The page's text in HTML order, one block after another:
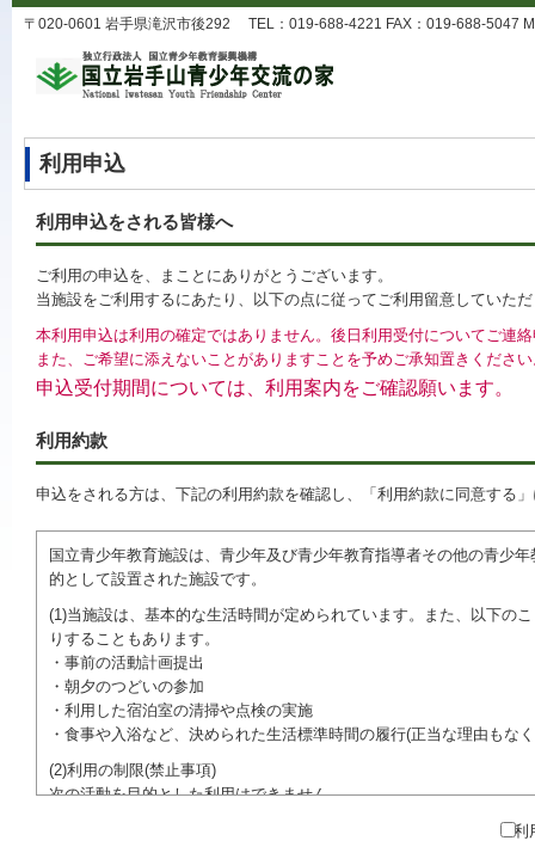
〒020-0601 岩手県滝沢市後292 TEL：019-688-4221 FAX：019-688-5047
利用申込
利用申込をされる皆様へ
ご利用の申込を、まことにありがとうございます。
当施設をご利用するにあたり、以下の点に従ってご利用留意していた
本利用申込は利用の確定ではありません。後日利用受付についてご連
また、ご希望に添えないことがありますことを予めご承知置きくださ
申込受付期間については、利用案内をご確認願います。
利用約款
申込をされる方は、下記の利用約款を確認し、「利用約款に同意する
国立青少年教育施設は、青少年及び青少年教育指導者その他の青少
的として設置された施設です。
(1)当施設は、基本的な生活時間が定められています。また、以下の
りすることもあります。
・事前の活動計画提出
・朝夕のつどいの参加
・利用した宿泊室の清掃や点検の実施
・食事や入浴など、決められた生活標準時間の履行(正当な理由も
(2)利用の制限(禁止事項)
次の活動を目的とした利用はできません。
●特定の政党を支持、またはこれに反対するための政治教育その他の
●特定の宗教を支持、またはこれに反対するための宗教教育その他
利